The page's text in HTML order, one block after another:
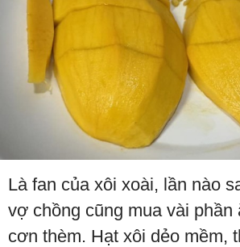
Là fan của xôi xoài, lần nào
vợ chồng cũng mua vài phần
cơn thèm. Hạt xôi dẻo mềm,